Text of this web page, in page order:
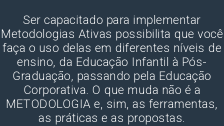
Ser capacitado para implementar
Metodologias Ativas possibilita que você
faça o uso delas em diferentes níveis de
ensino, da Educação Infantil à Pós-
Graduação, passando pela Educação
Corporativa. O que muda não é a
METODOLOGIA e, sim, as ferramentas,
as práticas e as propostas.